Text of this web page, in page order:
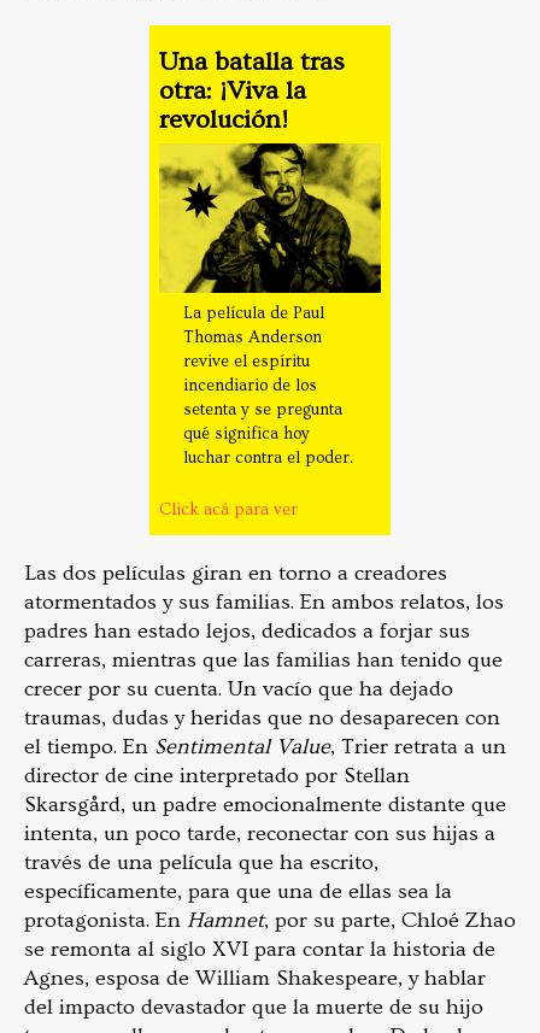
Una batalla tras
otra: ¡Viva la
revolución!
La película de Paul
Thomas Anderson
revive el espíritu
incendiario de los
setenta y se pregunta
qué significa hoy
luchar contra el poder.
Click acá para ver
Las dos películas giran en torno a creadores
atormentados y sus familias. En ambos relatos, los
padres han estado lejos, dedicados a forjar sus
carreras, mientras que las familias han tenido que
crecer por su cuenta. Un vacío que ha dejado
traumas, dudas y heridas que no desaparecen con
el tiempo. En Sentimental Value, Trier retrata a un
director de cine interpretado por Stellan
Skarsgård, un padre emocionalmente distante que
intenta, un poco tarde, reconectar con sus hijas a
través de una película que ha escrito,
específicamente, para que una de ellas sea la
protagonista. En Hamnet, por su parte, Chloé Zhao
se remonta al siglo XVI para contar la historia de
Agnes, esposa de William Shakespeare, y hablar
del impacto devastador que la muerte de su hijo